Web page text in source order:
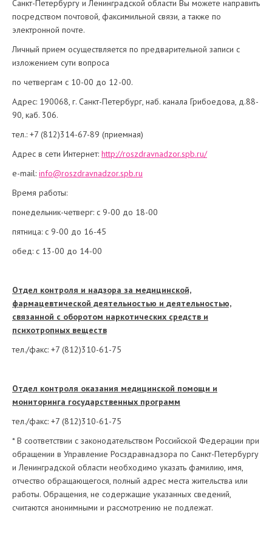
Санкт-Петербургу и Ленинградской области Вы можете направить
посредством почтовой, факсимильной связи, а также по
электронной почте.
Личный прием осуществляется по предварительной записи с
изложением сути вопроса
по четвергам с 10-00 до 12-00.
Адрес: 190068, г. Санкт-Петербург, наб. канала Грибоедова, д.88-
90, каб. 306.
тел.: +7 (812)314-67-89 (приемная)
Адрес в сети Интернет: http://roszdravnadzor.spb.ru/
e-mail: info@roszdravnadzor.spb.ru
Время работы:
понедельник-четверг: с 9-00 до 18-00
пятница: с 9-00 до 16-45
обед: с 13-00 до 14-00
Отдел контроля и надзора за медицинской,
фармацевтической деятельностью и деятельностью,
связанной с оборотом наркотических средств и
психотропных веществ
тел./факс: +7 (812)310-61-75
Отдел контроля оказания медицинской помощи и
мониторинга государственных программ
тел./факс: +7 (812)310-61-75
* В соответствии с законодательством Российской Федерации при
обращении в Управление Росздравнадзора по Санкт-Петербургу
и Ленинградской области необходимо указать фамилию, имя,
отчество обращающегося, полный адрес места жительства или
работы. Обращения, не содержащие указанных сведений,
считаются анонимными и рассмотрению не подлежат.